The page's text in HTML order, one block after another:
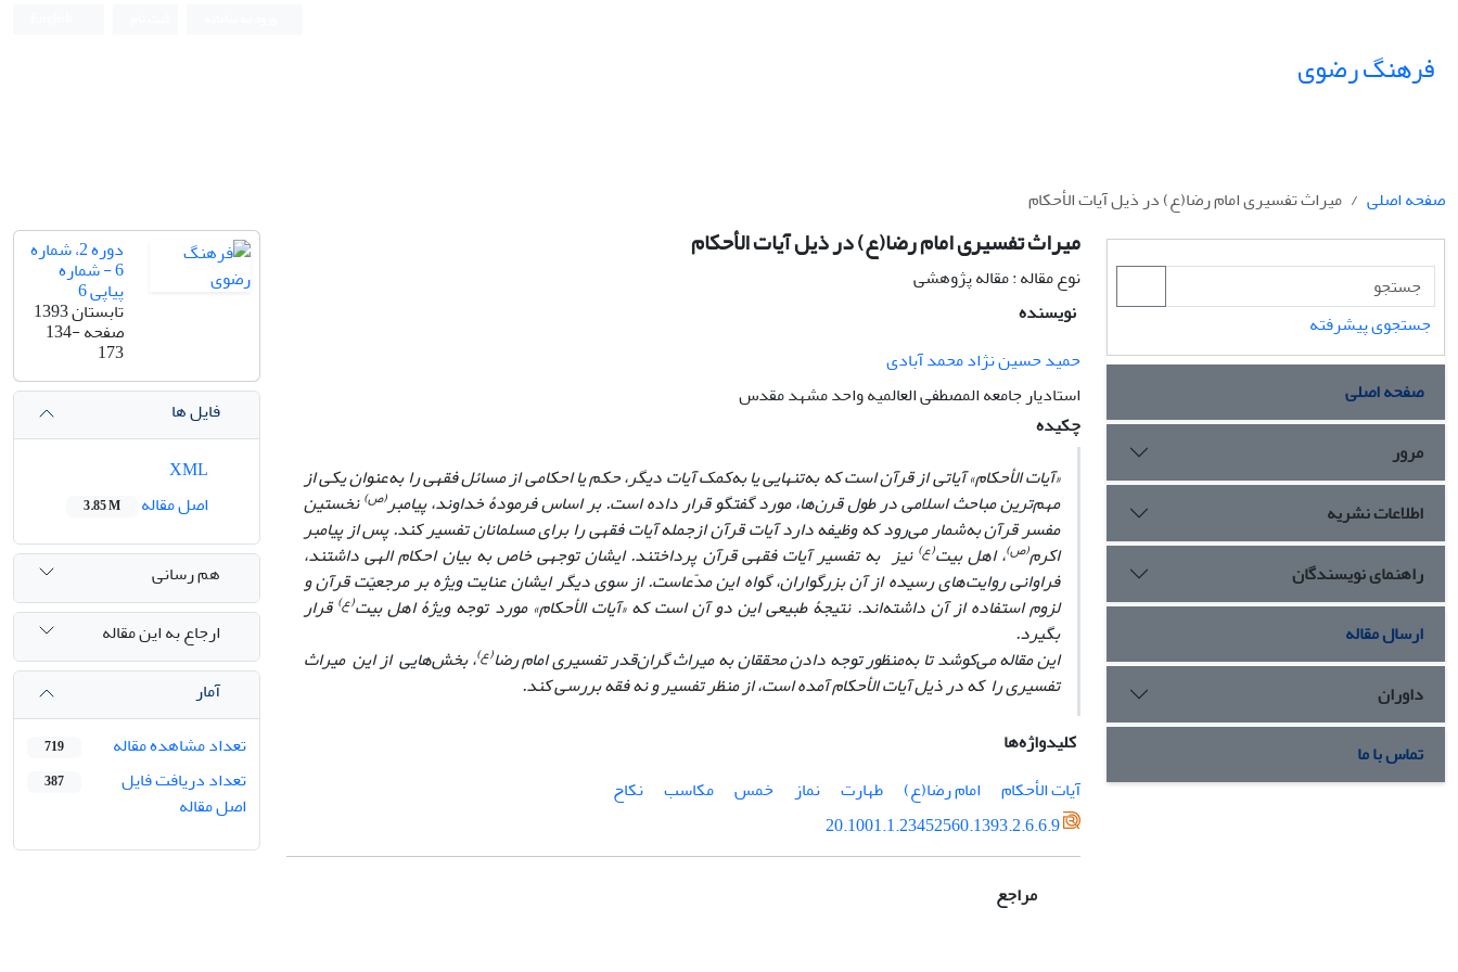
فرهنگ رضوی
صفحه اصلی میراث تفسیری امام رضا(ع) در ذیل آیات ‌الأحکام
میراث تفسیری امام رضا(ع) در ذیل آیات ‌الأحکام
نوع مقاله : مقاله پژوهشی
نویسنده
حمید حسین نژاد محمد آبادی
استادیار جامعه المصطفی العالمیه واحد مشهد مقدس
چکیده
«آیات الأحکام» آیاتی از قرآن است که به‌تنهایی یا به‌کمک آیات دیگر، حکم یا احکامی از مسائل فقهی را به‌عنوان یکی از
مهم‌ترین مباحث اسلامی در طول قرن‌ها، مورد گفتگو قرار داده ‌است. بر اساس فرمودۀ خداوند، پیامبر(ص)نخستین
مفسر قرآن به‌شمار مى‌رود کهوظیفه دارد آیات قرآن ازجمله آیات فقهى را براى مسلمانان تفسیر کند. پس از پیامبر
اکرم(ص)، اهل بیت(ع) نیز به تفسیر آیات فقهى قرآن پرداختند. ایشان توجهی خاص به بیان احکام الهی داشتند،
فراوانی روایت‌های رسیده از آن بزرگواران، گواه این مدّعاست. از سوی دیگر ایشان عنایت ویژه بر مرجعیّت قرآن و
لزوم استفاده از آن داشته‌اند. نتیجۀ طبیعی این دو آن است که «آیات الأحکام» مورد توجه ویژۀ اهل بیت(ع)قرار
بگیرد.
این مقاله می‌کوشد تا به‌منظور توجه دادن محققان به میراث گران‌قدر تفسیری امام رضا(ع)، بخش‌هایی از این میراث
تفسیری را که در ذیلآیات الأحکامآمده است، از منظر تفسیر و نه فقه بررسی کند.
کلیدواژه‌ها
آیات الأحکام
امام رضا(ع) طهارت نماز خمس مکاسب
نکاح
20.1001.1.23452560.1393.2.6.6.9
مراجع
دوره 2، شماره
6 - شماره
پیاپی 6
تابستان 1393
صفحه134-
173
فایل ها
اصل مقاله
3.85 M
هم رسانی
ارجاع به این مقاله
آمار
تعداد مشاهده مقاله
719
تعداد دریافت فایل
اصل مقاله
387
جستجوی پیشرفته
صفحه اصلی
مرور
اطلاعات نشریه
راهنمای نویسندگان
ارسال مقاله
داوران
تماس با ما